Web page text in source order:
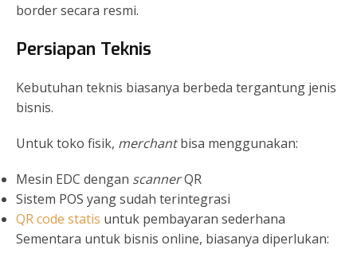
border secara resmi.
Persiapan Teknis
Kebutuhan teknis biasanya berbeda tergantung jenis
bisnis.
Untuk toko fisik, merchantbisa menggunakan:
Mesin EDC dengan scannerQR
Sistem POS yang sudah terintegrasi
QR code statis untuk pembayaran sederhana
Sementara untuk bisnis online, biasanya diperlukan: